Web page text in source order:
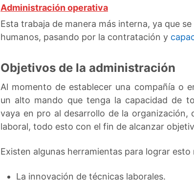
Administración operativa
Esta trabaja de manera más interna, ya que
humanos, pasando por la contratación y
Objetivos de la administración
Al momento de establecer una compañía o
un alto mando que tenga la capacidad de
vaya en pro al desarrollo de la
laboral, todo esto con el fin de alcanzar
Existen algunas herramientas para lograr
La innovación de técnicas laborales.